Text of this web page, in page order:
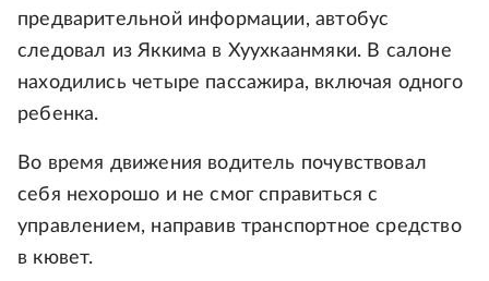
предварительной информации, автобус
следовал из Яккима в Хуухкаанмяки. В салоне
находились четыре пассажира, включая одного
ребенка.
Во время движения водитель почувствовал
себя нехорошо и не смог справиться с
управлением, направив транспортное средство
в кювет.